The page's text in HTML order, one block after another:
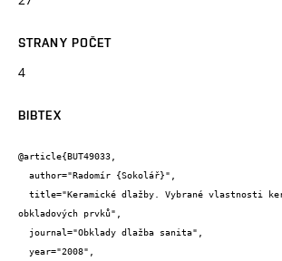
STRANY POČET
4
BIBTEX
@article{BUT49033,
obkladových prvků",